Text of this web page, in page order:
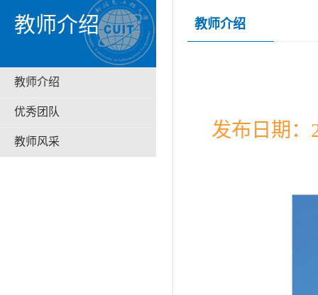
教师介绍
教师介绍
优秀团队
教师风采
教师介绍
发布日期